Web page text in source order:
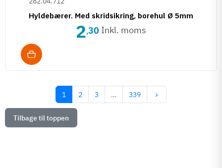
Hyldebærer. Med skridsikring, borehul Ø 5mm
2,30 Inkl. moms
1 2 3 … 339 keyboard_arrow_right
Tilbage til toppen